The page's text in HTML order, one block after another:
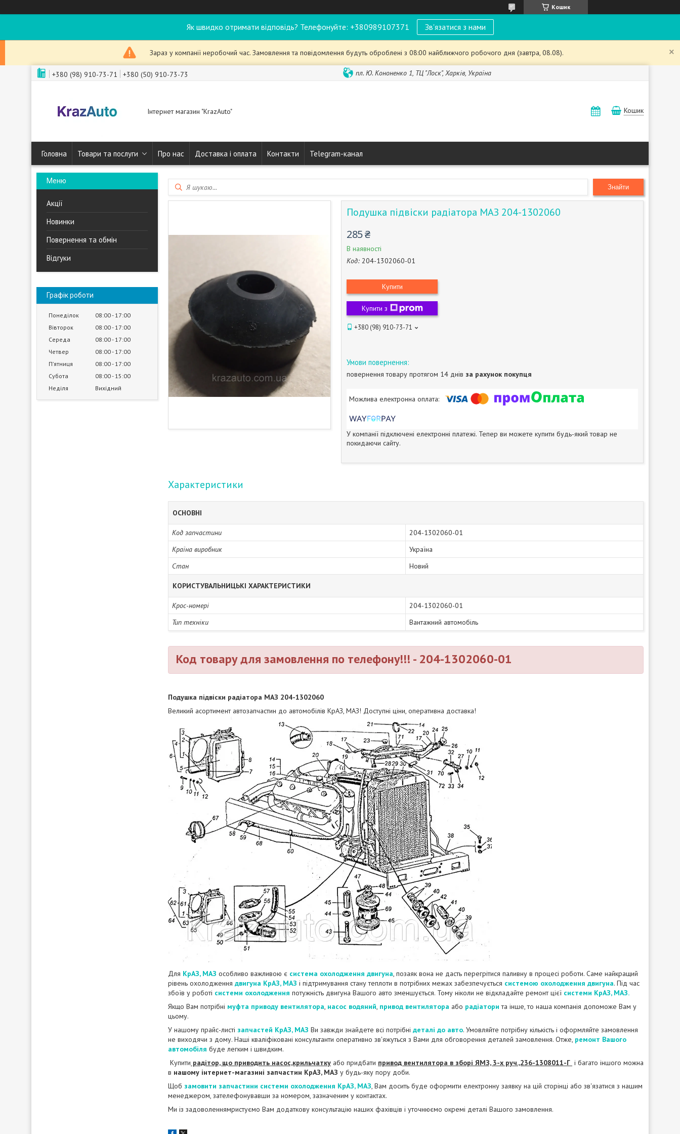
Кошик
Як швидко отримати відповідь? Телефонуйте: +380989107371 Зв'язатися з нами
Зараз у компанії неробочий час. Замовлення та повідомлення будуть оброблені з 08:00 найближчого робочого дня (завтра, 08.08).
+380 (98) 910-73-71 +380 (50) 910-73-73 пл. Ю. Кононенко 1, ТЦ "Лоск", Харків, Україна
Інтернет магазин "KrazAuto" Кошик
Головна Товари та послуги Про нас Доставка і оплата Контакти Telegram-канал
Акції
Новинки
Повернення та обмін
Відгуки
Графік роботи
Понеділок 08:00 17:00
Вівторок
08:00 17:00
Середа
08:00 17:00
Четвер
08:00 17:00
Пʼятниця
08:00 17:00
Субота
08:00 15:00
Неділя
Вихідний
Знайти
Подушка підвіски радіатора МАЗ 204-1302060
285 ₴
В наявності
Код: 204-1302060-01
Купити
Купити з
+380 (98) 910-73-71
повернення товару протягом 14 днів за рахунок покупця
У компанії підключені електронні платежі. Тепер ви можете купити будь-який товар не
покидаючи сайту.
Характеристики
ОСНОВНІ
Код запчастини
204-1302060-01
Країна виробник
Україна
Стан
Новий
КОРИСТУВАЛЬНИЦЬКІ ХАРАКТЕРИСТИКИ
Крос-номері
204-1302060-01
Тип техніки
Вантажний автомобіль
Код товару для замовлення по телефону!!! - 204-1302060-01
Подушка підвіски радіатора МАЗ 204-1302060
Великий асортимент автозапчастин до автомобілів КрАЗ, МАЗ! Доступні ціни, оперативна доставка!
Для КрАЗ, МАЗ особливо важливою є система охолодження двигуна, позаяк вона не дасть перегрітися паливну в процесі роботи. Саме найкращий
рівень охолодження двигуна КрАЗ, МАЗ і підтримування стану теплоти в потрібних межах забезпечується системою охолодження двигуна. Під час
збоїв у роботі системи охолодження потужність двигуна Вашого авто зменшується. Тому ніколи не відкладайте ремонт цієї системи КрАЗ, МАЗ.
Якщо Вам потрібні муфта приводу вентилятора, насос водяний, привод вентилятора або радіатори та інше, то наша компанія допоможе Вам у
цьому.
У нашому прайс-листі запчастей КрАЗ, МАЗ Ви завжди знайдете всі потрібні деталі до авто. Умовляйте потрібну кількість і оформляйте замовлення
не виходячи з дому. Наші кваліфіковані консультанти оперативно зв'яжуться з Вами для обговорення деталей замовлення. Отже, ремонт Вашого
автомобіля буде легким і швидким.
Купити радітор, що приводить насос,крильчатку або придбати привод вентилятора в зборі ЯМЗ, 3-х руч.,236-1308011-Г і багато іншого можна
в нашому інтернет-магазині запчастин КрАЗ, МАЗ у будь-яку пору доби.
Щоб замовити запчастини системи охолодження КрАЗ, МАЗ, Вам досить буде оформити електронну заявку на цій сторінці або зв'язатися з нашим
менеджером, зателефонувавши за номером, зазначеним у контактах.
Ми із задоволеннямристуємо Вам додаткову консультацію наших фахівців і уточнюємо окремі деталі Вашого замовлення.